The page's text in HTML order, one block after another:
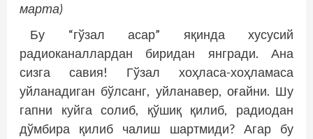
марта)
Бу “гўзал асар” яқинда хусусий
радиоканаллардан биридан янгради. Ана
сизга савия! Гўзал хоҳласа-хоҳламаса
уйланадиган бўлсанг, уйланавер, оғайни. Шу
гапни куйга солиб, қўшиқ қилиб, радиодан
дўмбира қилиб чалиш шартмиди? Агар бу